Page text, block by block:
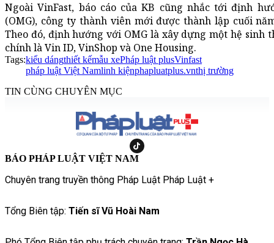
Ngoài VinFast, báo cáo của KB cũng nhắc tới định
(OMG), công ty thành viên mới được thành lập cuối
Theo đó, định hướng với OMG là xây dựng một hệ sinh
chính là Vin ID, VinShop và One Housing.
Tags:kiểu dángthiết kếmẫu xePháp luật plusVinfast
pháp luật Việt Namlinh kiệnphapluatplus.vnthị trường
TIN CÙNG CHUYÊN MỤC
BÁO PHÁP LUẬT VIỆT NAM
Chuyên trang truyền thông Pháp Luật Pháp Luật +
Tổng Biên tập: Tiến sĩ Vũ Hoài Nam